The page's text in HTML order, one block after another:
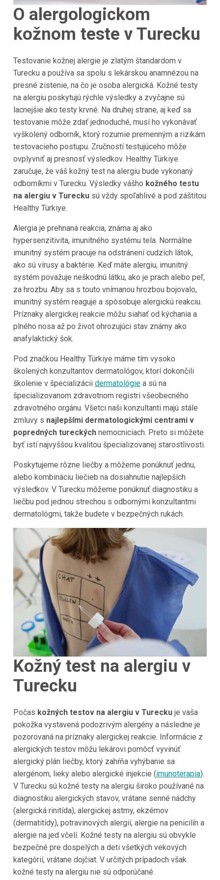
O alergologickom
kožnom teste v Turecku
Testovanie kožnej alergie je zlatým štandardom v
Turecku a používa sa spolu s lekárskou anamnézou na
presné zistenie, na čo je osoba alergická. Kožné testy
na alergiu poskytujú rýchle výsledky a zvyčajne sú
lacnejšie ako testy krvné. Na druhej strane, aj keď sa
testovanie môže zdať jednoduché, musí ho vykonávať
vyškolený odborník, ktorý rozumie premenným a rizikám
testovacieho postupu. Zručností testujúceho môže
ovplyvniť aj presnosť výsledkov. Healthy Türkiye
zaručuje, že váš kožný test na alergiu bude vykonaný
odborníkmi v Turecku. Výsledky vášho kožného testu
na alergiu v Tureckusú vždy spoľahlivé a pod záštitou
Healthy Türkiye.
Alergia je prehnaná reakcia, známa aj ako
hypersenzitivita, imunitného systému tela. Normálne
imunitný systém pracuje na odstránení cudzích látok,
ako sú vírusy a baktérie. Keď máte alergiu, imunitný
systém považuje neškodnú látku, ako je prach alebo peľ,
za hrozbu. Aby sa s touto vnímanou hrozbou bojovalo,
imunitný systém reaguje a spôsobuje alergickú reakciu.
Príznaky alergickej reakcie môžu siahať od kýchania a
plného nosa až po život ohrozujúci stav známy ako
anafylaktický šok.
Pod značkou Healthy Türkiye máme tím vysoko
školených konzultantov dermatológov, ktorí dokončili
školenie v špecializácii dermatológiea sú na
špecializovanom zdravotnom registri všeobecného
zdravotného orgánu. Všetci naši konzultanti majú stále
zmluvy s najlepšími dermatologickými centrami v
popredných tureckýchnemocniciach. Preto si môžete
byť istí najvyššou kvalitou špecializovanej starostlivosti.
Poskytujeme rôzne liečby a môžeme ponúknuť jednu,
alebo kombináciu liečieb na dosiahnutie najlepších
výsledkov. V Turecku môžeme ponúknuť diagnostiku a
liečbu pod jednou strechou s odbornými konzultantmi
dermatológmi, takže budete v bezpečných rukách.
Kožný test na alergiu v
Turecku
Počas kožných testov na alergiu v Tureckuje vaša
pokožka vystavená podozrivým alergény a následne je
pozorovaná na príznaky alergickej reakcie. Informácie z
alergických testov môžu lekárovi pomôcť vyvinúť
alergický plán liečby, ktorý zahŕňa vyhýbanie sa
alergénom, lieky alebo alergické injekcie (imunoterapia).
V Turecku sú kožné testy na alergiu široko používané na
diagnostiku alergických stavov, vrátane senné nádchy
(alergická rinitída), alergickej astmy, ekzémov
(dermatitídy), potravinových alergií, alergie na penicilín a
alergie na jed včelí. Kožné testy na alergiu sú obvykle
bezpečné pre dospelých a deti všetkých vekových
kategórií, vrátane dojčiat. V určitých prípadoch však
kožné testy na alergiu nie sú odporúčané.